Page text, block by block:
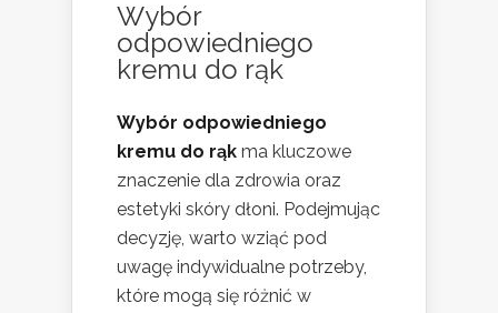
Wybór
odpowiedniego
kremu do rąk
Wybór odpowiedniego
kremu do rąk ma kluczowe
znaczenie dla zdrowia oraz
estetyki skóry dłoni. Podejmując
decyzję, warto wziąć pod
uwagę indywidualne potrzeby,
które mogą się różnić w